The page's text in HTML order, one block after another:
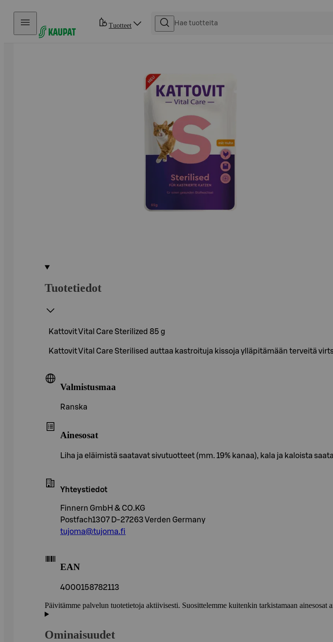
Hyppää sisältöön
Tuotteet
Tuotetiedot
Kattovit Vital Care Sterilized 85 g
Kattovit Vital Care Sterilised auttaa kastroituja kissoja ylläpitämään terveitä
Valmistusmaa
Ranska
Ainesosat
Liha ja eläimistä saatavat sivutuotteet (mm. 19% kanaa), kala ja kaloista
Yhteystiedot
Finnern GmbH & CO.KG
Postfach1307 D-27263 Verden Germany
tujoma@tujoma.fi
EAN
4000158782113
Päivitämme palvelun tuotetietoja aktiivisesti. Suosittelemme kuitenkin tarkistamaan ainesosat
Ominaisuudet